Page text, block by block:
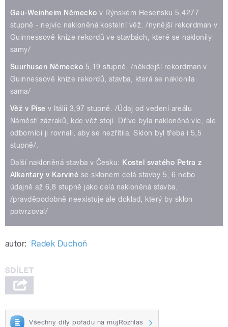
Gau-Weinheim Německo v Rýnském Hesensku 5,4277
stupně - nejvíc nakloněná kostelní věž. /nynější rekordman v
Guinnessově knize rekordů ve stavbách, které se naklonily
samy/
Suurhusen Německo 5,19 stupně. /někdejší rekordman v
Guinnessově knize rekordů, stavba, která se naklonila
sama/
Věž v Pise v Itálii 3,97 stupně. /Údaj od vedení areálu
Náměstí zázraků, kde věž stojí. Dříve byla nakloněná víc, ale
odborníci ji rovnali, aby se nezřítila. Sklon byl třeba i 5,5
stupně/.
Další nakloněná stavba v Česku: Kostel svatého Petra z
Alkantary v Karviné se sklonem celá stavby 5, 6 nebo
údajně až 6,8 stupně jako celá nakloněná stavba.
/pravděpodobně neexistuje ale doklad, který by sklon
potvrzoval/
autor: Radek Duchoň
Všechny díly pořadu na mujRozhlas